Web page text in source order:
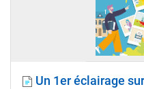
Un 1er éclairage